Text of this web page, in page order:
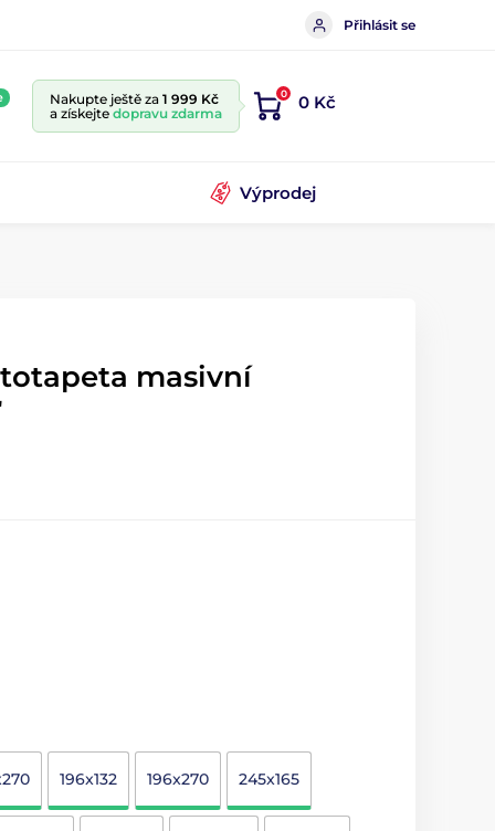
Přihlásit se
Nakupte ještě za 1 999 Kč
a získejte dopravu zdarma
0 0 Kč
Výprodej
masivní
196x132 196x270 245x165